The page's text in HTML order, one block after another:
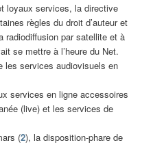
loyaux services, la directive
règles du droit d’auteur et
radiodiffusion par satellite et à
se mettre à l’heure du Net.
les services audiovisuels en
services en ligne accessoires
(live) et les services de
(2), la disposition-phare de